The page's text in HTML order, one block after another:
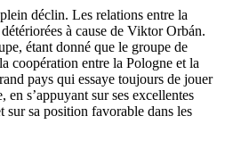
déclin. Les relations entre la
à cause de Viktor Orbán.
étant donné que le groupe de
coopération entre la Pologne et la
pays qui essaye toujours de jouer
en s’appuyant sur ses excellentes
sur sa position favorable dans les